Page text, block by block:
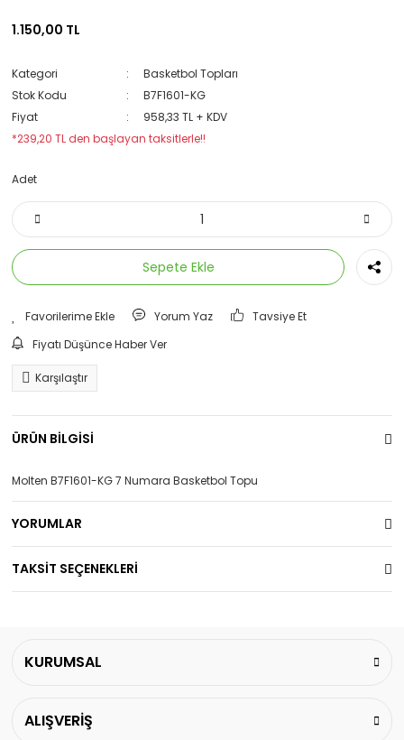
1.150,00 TL
Kategori
Basketbol Topları
Stok Kodu
B7F1601-KG
Fiyat
958,33 TL + KDV
*239,20 TL den başlayan taksitlerle!!
Adet
Sepete Ekle
Yorum Yaz
Tavsiye Et
Fiyatı Düşünce Haber Ver
Karşılaştır
ÜRÜN BİLGİSİ
Molten B7F1601-KG 7 Numara Basketbol Topu
YORUMLAR
TAKSİT SEÇENEKLERİ
KURUMSAL
ALIŞVERİŞ